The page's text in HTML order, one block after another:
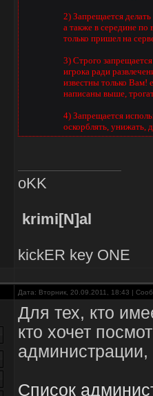
2) Запрещается
а также в середине по
только пришел на
3) Строго
игрока ради
известны только Вам!
написаны выше,
4) Запрещается
оскорблять, унижать,
oKK
krimi[N]al
kickER key ONE
Дата: Вторник, 20.09.2011, 18:43 |
Для тех, кто
кто хочет
Список